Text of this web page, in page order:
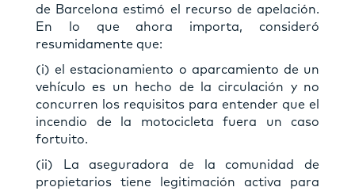
de Barcelona estimó el recurso de apelación.
En lo que ahora importa, consideró
resumidamente que:
(i) el estacionamiento o aparcamiento de un
vehículo es un hecho de la circulación y no
concurren los requisitos para entender que el
incendio de la motocicleta fuera un caso
fortuito.
(ii) La aseguradora de la comunidad de
propietarios tiene legitimación activa para